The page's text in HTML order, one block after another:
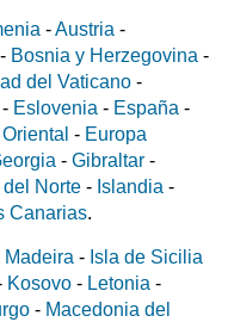
-Austria -
- Bosnia y Herzegovina -
del Vaticano -
- Eslovenia - España -
- Europa
- Gibraltar -
del Norte - Islandia -
Canarias.
Madeira - Isla de Sicilia
Kosovo - Letonia -
- Macedonia del